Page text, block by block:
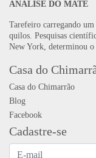
ANÁLISE DO MATE
Tarefeiro carregando um
quilos. Pesquisas
New York, determinou o
Casa do
Casa do Chimarrão
Blog
Facebook
Cadastre-se